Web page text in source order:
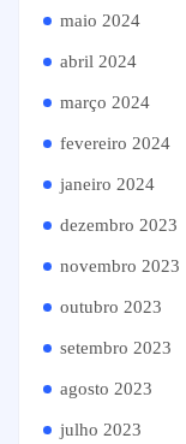
maio 2024
abril 2024
março 2024
fevereiro 2024
janeiro 2024
dezembro 2023
novembro 2023
outubro 2023
setembro 2023
agosto 2023
julho 2023